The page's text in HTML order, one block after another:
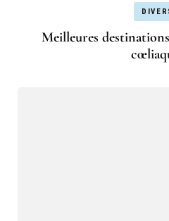
Meilleures